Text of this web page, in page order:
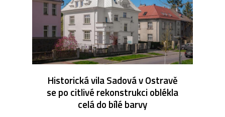
Historická vila Sadová v Ostravě
se po citlivé rekonstrukci oblékla
celá do bílé barvy